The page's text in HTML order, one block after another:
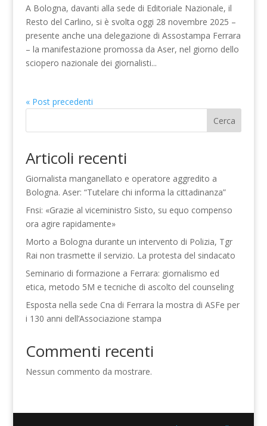
A Bologna, davanti alla sede di Editoriale Nazionale, il
Resto del Carlino, si è svolta oggi 28 novembre 2025 –
presente anche una delegazione di Assostampa Ferrara
– la manifestazione promossa da Aser, nel giorno dello
sciopero nazionale dei giornalisti...
« Post precedenti
Cerca
Articoli recenti
Giornalista manganellato e operatore aggredito a
Bologna. Aser: “Tutelare chi informa la cittadinanza”
Fnsi: «Grazie al viceministro Sisto, su equo compenso
ora agire rapidamente»
Morto a Bologna durante un intervento di Polizia, Tgr
Rai non trasmette il servizio. La protesta del sindacato
Seminario di formazione a Ferrara: giornalismo ed
etica, metodo 5M e tecniche di ascolto del counseling
Esposta nella sede Cna di Ferrara la mostra di ASFe per
i 130 anni dell’Associazione stampa
Commenti recenti
Nessun commento da mostrare.